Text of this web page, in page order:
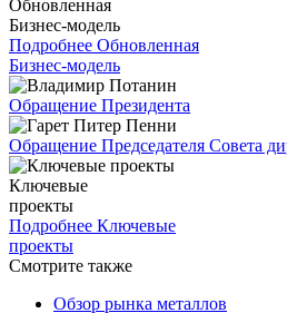
Обновленная
Бизнес-модель
Подробнее Обновленная
Бизнес-модель
Обращение Президента
Обращение Председателя Совета
Ключевые
проекты
Подробнее Ключевые
проекты
Смотрите также
Обзор рынка металлов